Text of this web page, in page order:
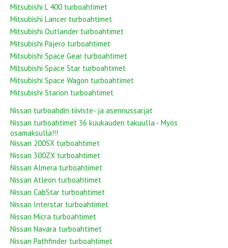
Mitsubishi L 400 turboahtimet
Mitsubishi Lancer turboahtimet
Mitsubishi Outlander turboahtimet
Mitsubishi Pajero turboahtimet
Mitsubishi Space Gear turboahtimet
Mitsubishi Space Star turboahtimet
Mitsubishi Space Wagon turboahtimet
Mitsubishi Starion turboahtimet
Nissan turboahdin tiiviste- ja asennussarjat
Nissan turboahtimet 36 kuukauden takuulla - Myös
osamaksulla!!!
Nissan 200SX turboahtimet
Nissan 300ZX turboahtimet
Nissan Almera turboahtimet
Nissan Atleon turboahtimet
Nissan CabStar turboahtimet
Nissan Interstar turboahtimet
Nissan Micra turboahtimet
Nissan Navara turboahtimet
Nissan Pathfinder turboahtimet